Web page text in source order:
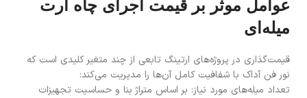
عوامل موثر بر قیمت اجرای چاه ارت
میله‌ای
قیمت‌گذاری در پروژه‌های ارتینگ تابعی از چند متغیر کلیدی است که
نور فن آداک با شفافیت کامل آن‌ها را مدیریت می‌کند:
تعداد میله‌های مورد نیاز: بر اساس متراژ بنا و حساسیت تجهیزات